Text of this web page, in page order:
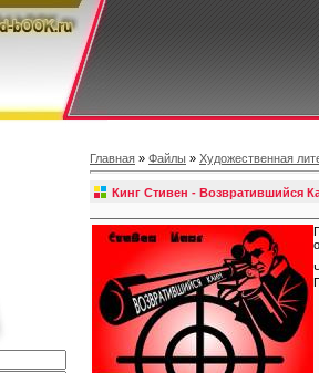
Главная » Файлы » Художественная
Кинг Стивен - Возвратившийся